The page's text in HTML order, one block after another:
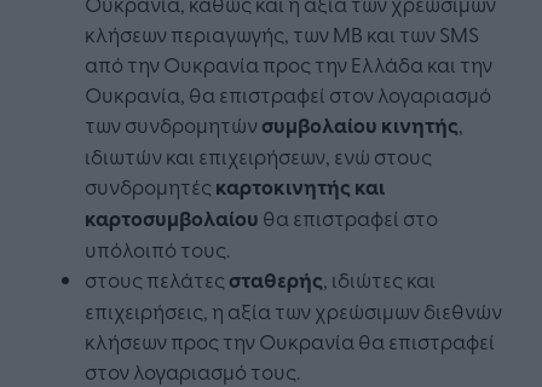
κλήσεων περιαγωγής, των MB και των SMS
από την Ουκρανία προς την Ελλάδα και την
Ουκρανία, θα επιστραφεί στον λογαριασμό
των συνδρομητώνσυμβολαίου κινητής,
ιδιωτών και επιχειρήσεων, ενώ στους
συνδρομητές καρτοκινητής και
καρτοσυμβολαίου θα επιστραφεί στο
υπόλοιπό τους.
στους πελάτεςσταθερής, ιδιώτες και
επιχειρήσεις, η αξία των χρεώσιμων διεθνών
κλήσεων προς την Ουκρανία θα επιστραφεί
στον λογαριασμό τους.